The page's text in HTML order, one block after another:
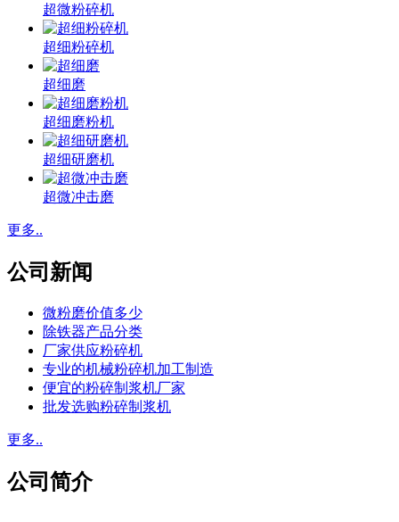
超微粉碎机
超细粉碎机
超细磨
超细磨粉机
超细研磨机
超微冲击磨
更多..
公司新闻
微粉磨价值多少
除铁器产品分类
厂家供应粉碎机
专业的机械粉碎机加工制造
便宜的粉碎制浆机厂家
批发选购粉碎制浆机
更多..
公司简介